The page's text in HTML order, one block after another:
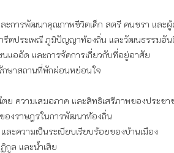
ละการพัฒนาคุณภาพชีวิตเด็ก สตรี คนชรา และ
ารีตประเพณี ภูมิปัญญาท้องถิ่น และวัฒนธรรมอั
แออัด และการจัดการเกี่ยวกับที่อยู่อาศัย
กษาสถานที่พักผ่อนหย่อนใจ
ตย ความเสมอภาค และสิทธิเสรีภาพของประชา
องราษฎรในการพัฒนาท้องถิ่น
ละความเป็นระเบียบเรียบร้อยของบ้านเมือง
กูล และน้ำเสีย